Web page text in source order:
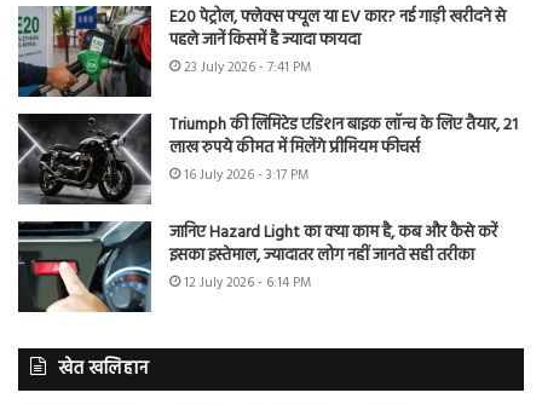
E20 पेट्रोल, फ्लेक्स फ्यूल या EV कार? नई गाड़ी खरीदने से
पहले जानें किसमें है ज्यादा फायदा
23 July 2026 - 7:41 PM
Triumph की लिमिटेड एडिशन बाइक लॉन्च के लिए तैयार, 21
लाख रुपये कीमत में मिलेंगे प्रीमियम फीचर्स
16 July 2026 - 3:17 PM
जानिए Hazard Light का क्या काम है, कब और कैसे करें
इसका इस्तेमाल, ज्यादातर लोग नहीं जानते सही तरीका
12 July 2026 - 6:14 PM
खेत खलिहान